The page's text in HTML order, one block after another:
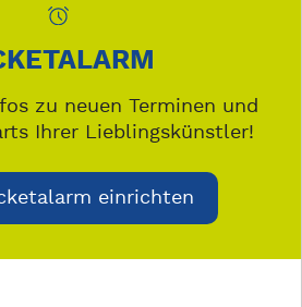
zu neuen Terminen und
Ihrer Lieblingskünstler!
einrichten